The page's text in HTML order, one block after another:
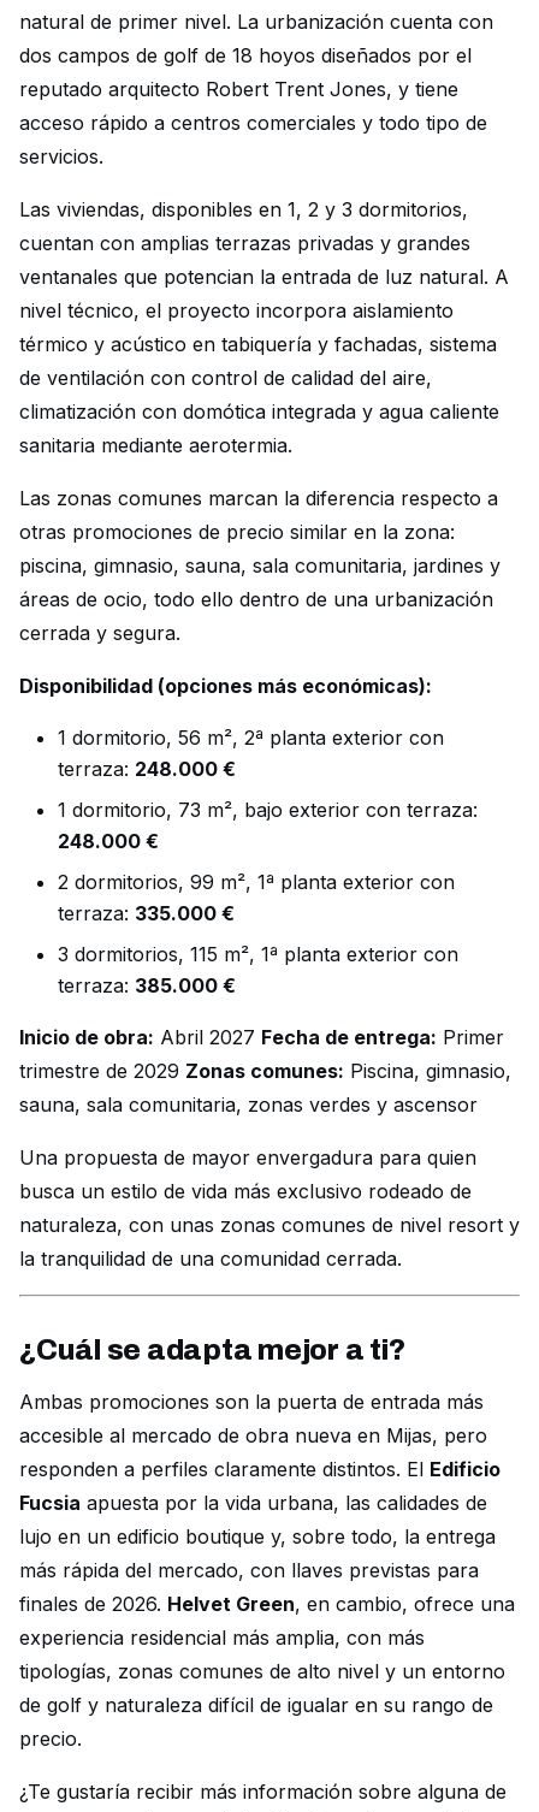
natural de primer nivel. La urbanización cuenta con
dos campos de golf de 18 hoyos diseñados por el
reputado arquitecto Robert Trent Jones, y tiene
acceso rápido a centros comerciales y todo tipo de
servicios.
Las viviendas, disponibles en 1, 2 y 3 dormitorios,
cuentan con amplias terrazas privadas y grandes
ventanales que potencian la entrada de luz natural. A
nivel técnico, el proyecto incorpora aislamiento
térmico y acústico en tabiquería y fachadas, sistema
de ventilación con control de calidad del aire,
climatización con domótica integrada y agua caliente
sanitaria mediante aerotermia.
Las zonas comunes marcan la diferencia respecto a
otras promociones de precio similar en la zona:
piscina, gimnasio, sauna, sala comunitaria, jardines y
áreas de ocio, todo ello dentro de una urbanización
cerrada y segura.
Disponibilidad (opciones más económicas):
1 dormitorio, 56 m², 2ª planta exterior con
terraza: 248.000 €
1 dormitorio, 73 m², bajo exterior con terraza:
248.000 €
2 dormitorios, 99 m², 1ª planta exterior con
terraza: 335.000 €
3 dormitorios, 115 m², 1ª planta exterior con
terraza: 385.000 €
Inicio de obra: Abril 2027 Fecha de entrega: Primer
trimestre de 2029 Zonas comunes: Piscina, gimnasio,
sauna, sala comunitaria, zonas verdes y ascensor
Una propuesta de mayor envergadura para quien
busca un estilo de vida más exclusivo rodeado de
naturaleza, con unas zonas comunes de nivel resort y
la tranquilidad de una comunidad cerrada.
¿Cuál se adapta mejor a ti?
Ambas promociones son la puerta de entrada más
accesible al mercado de obra nueva en Mijas, pero
responden a perfiles claramente distintos. El Edificio
Fucsia apuesta por la vida urbana, las calidades de
lujo en un edificio boutique y, sobre todo, la entrega
más rápida del mercado, con llaves previstas para
finales de 2026. Helvet Green, en cambio, ofrece una
experiencia residencial más amplia, con más
tipologías, zonas comunes de alto nivel y un entorno
de golf y naturaleza difícil de igualar en su rango de
precio.
¿Te gustaría recibir más información sobre alguna de